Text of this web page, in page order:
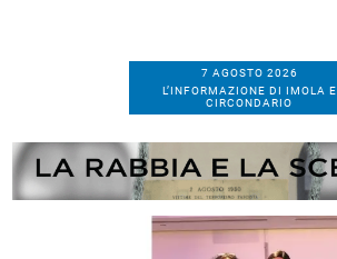
7 AGOSTO 2026
L’INFORMAZIONE DI IMOLA E
CIRCONDARIO